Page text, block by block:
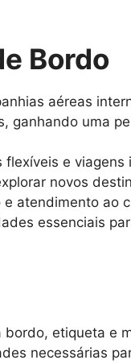
Bordo
aéreas
ganhando uma
e
novos
atendimento ao
essenciais
etiqueta e
necessárias